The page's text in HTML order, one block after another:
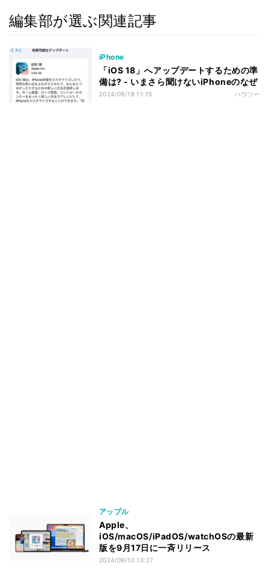
編集部が選ぶ関連記事
iPhone
「iOS 18」へアップデートするための準
備は? - いまさら聞けないiPhoneのなぜ
2024/09/18 11:15 ハウツー
アップル
Apple、
iOS/macOS/iPadOS/watchOSの最新
版を9月17日に一斉リリース
2024/09/10 13:27